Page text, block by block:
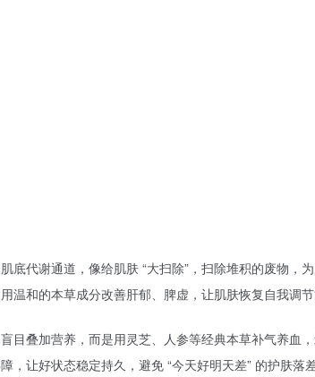
底代谢通道，像给肌肤 “大扫除”，扫除堆积的废物，
温和的本草成分改善肝郁、脾虚，让肌肤恢复自我调
目叠加营养，而是用灵芝、人参等经典本草补气养血
，让好状态稳定持久，避免 “今天好明天差” 的护肤落差